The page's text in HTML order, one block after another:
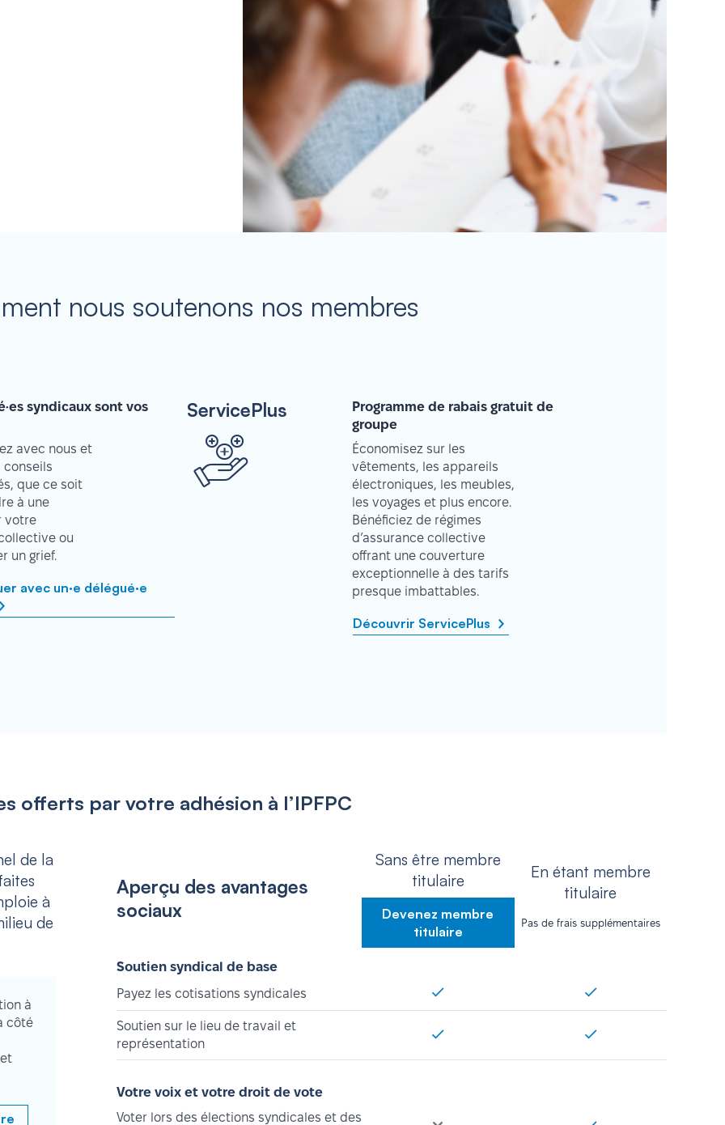
nous soutenons nos membres
syndicaux sont vos
avec nous et
conseils
que ce soit
à une
votre
ou
un grief.
avec un·e délégué·e
ServicePlus
Programme de rabais gratuit de
groupe
Économisez sur les
vêtements, les appareils
électroniques, les meubles,
les voyages et plus encore.
Bénéficiez de régimes
d’assurance collective
offrant une couverture
exceptionnelle à des tarifs
presque imbattables.
Découvrir ServicePlus
offerts par votre adhésion à l’IPFPC
de la
à
de
à
côté
Aperçu des avantages
sociaux
Sans être membre
titulaire
Devenez membre
titulaire
En étant membre
titulaire
Pas de frais supplémentaires
Soutien syndical de base
Payez les cotisations syndicales
Soutien sur le lieu de travail et
représentation
Votre voix et votre droit de vote
Voter lors des élections syndicales et des